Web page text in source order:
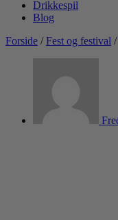
Drikkespil
Blog
Forside /Fest og festival